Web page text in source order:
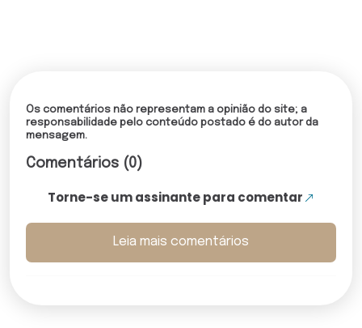
Os comentários não representam a opinião do site; a
responsabilidade pelo conteúdo postado é do autor da
mensagem.
Comentários (0)
Torne-se um assinante para comentar
Leia mais comentários